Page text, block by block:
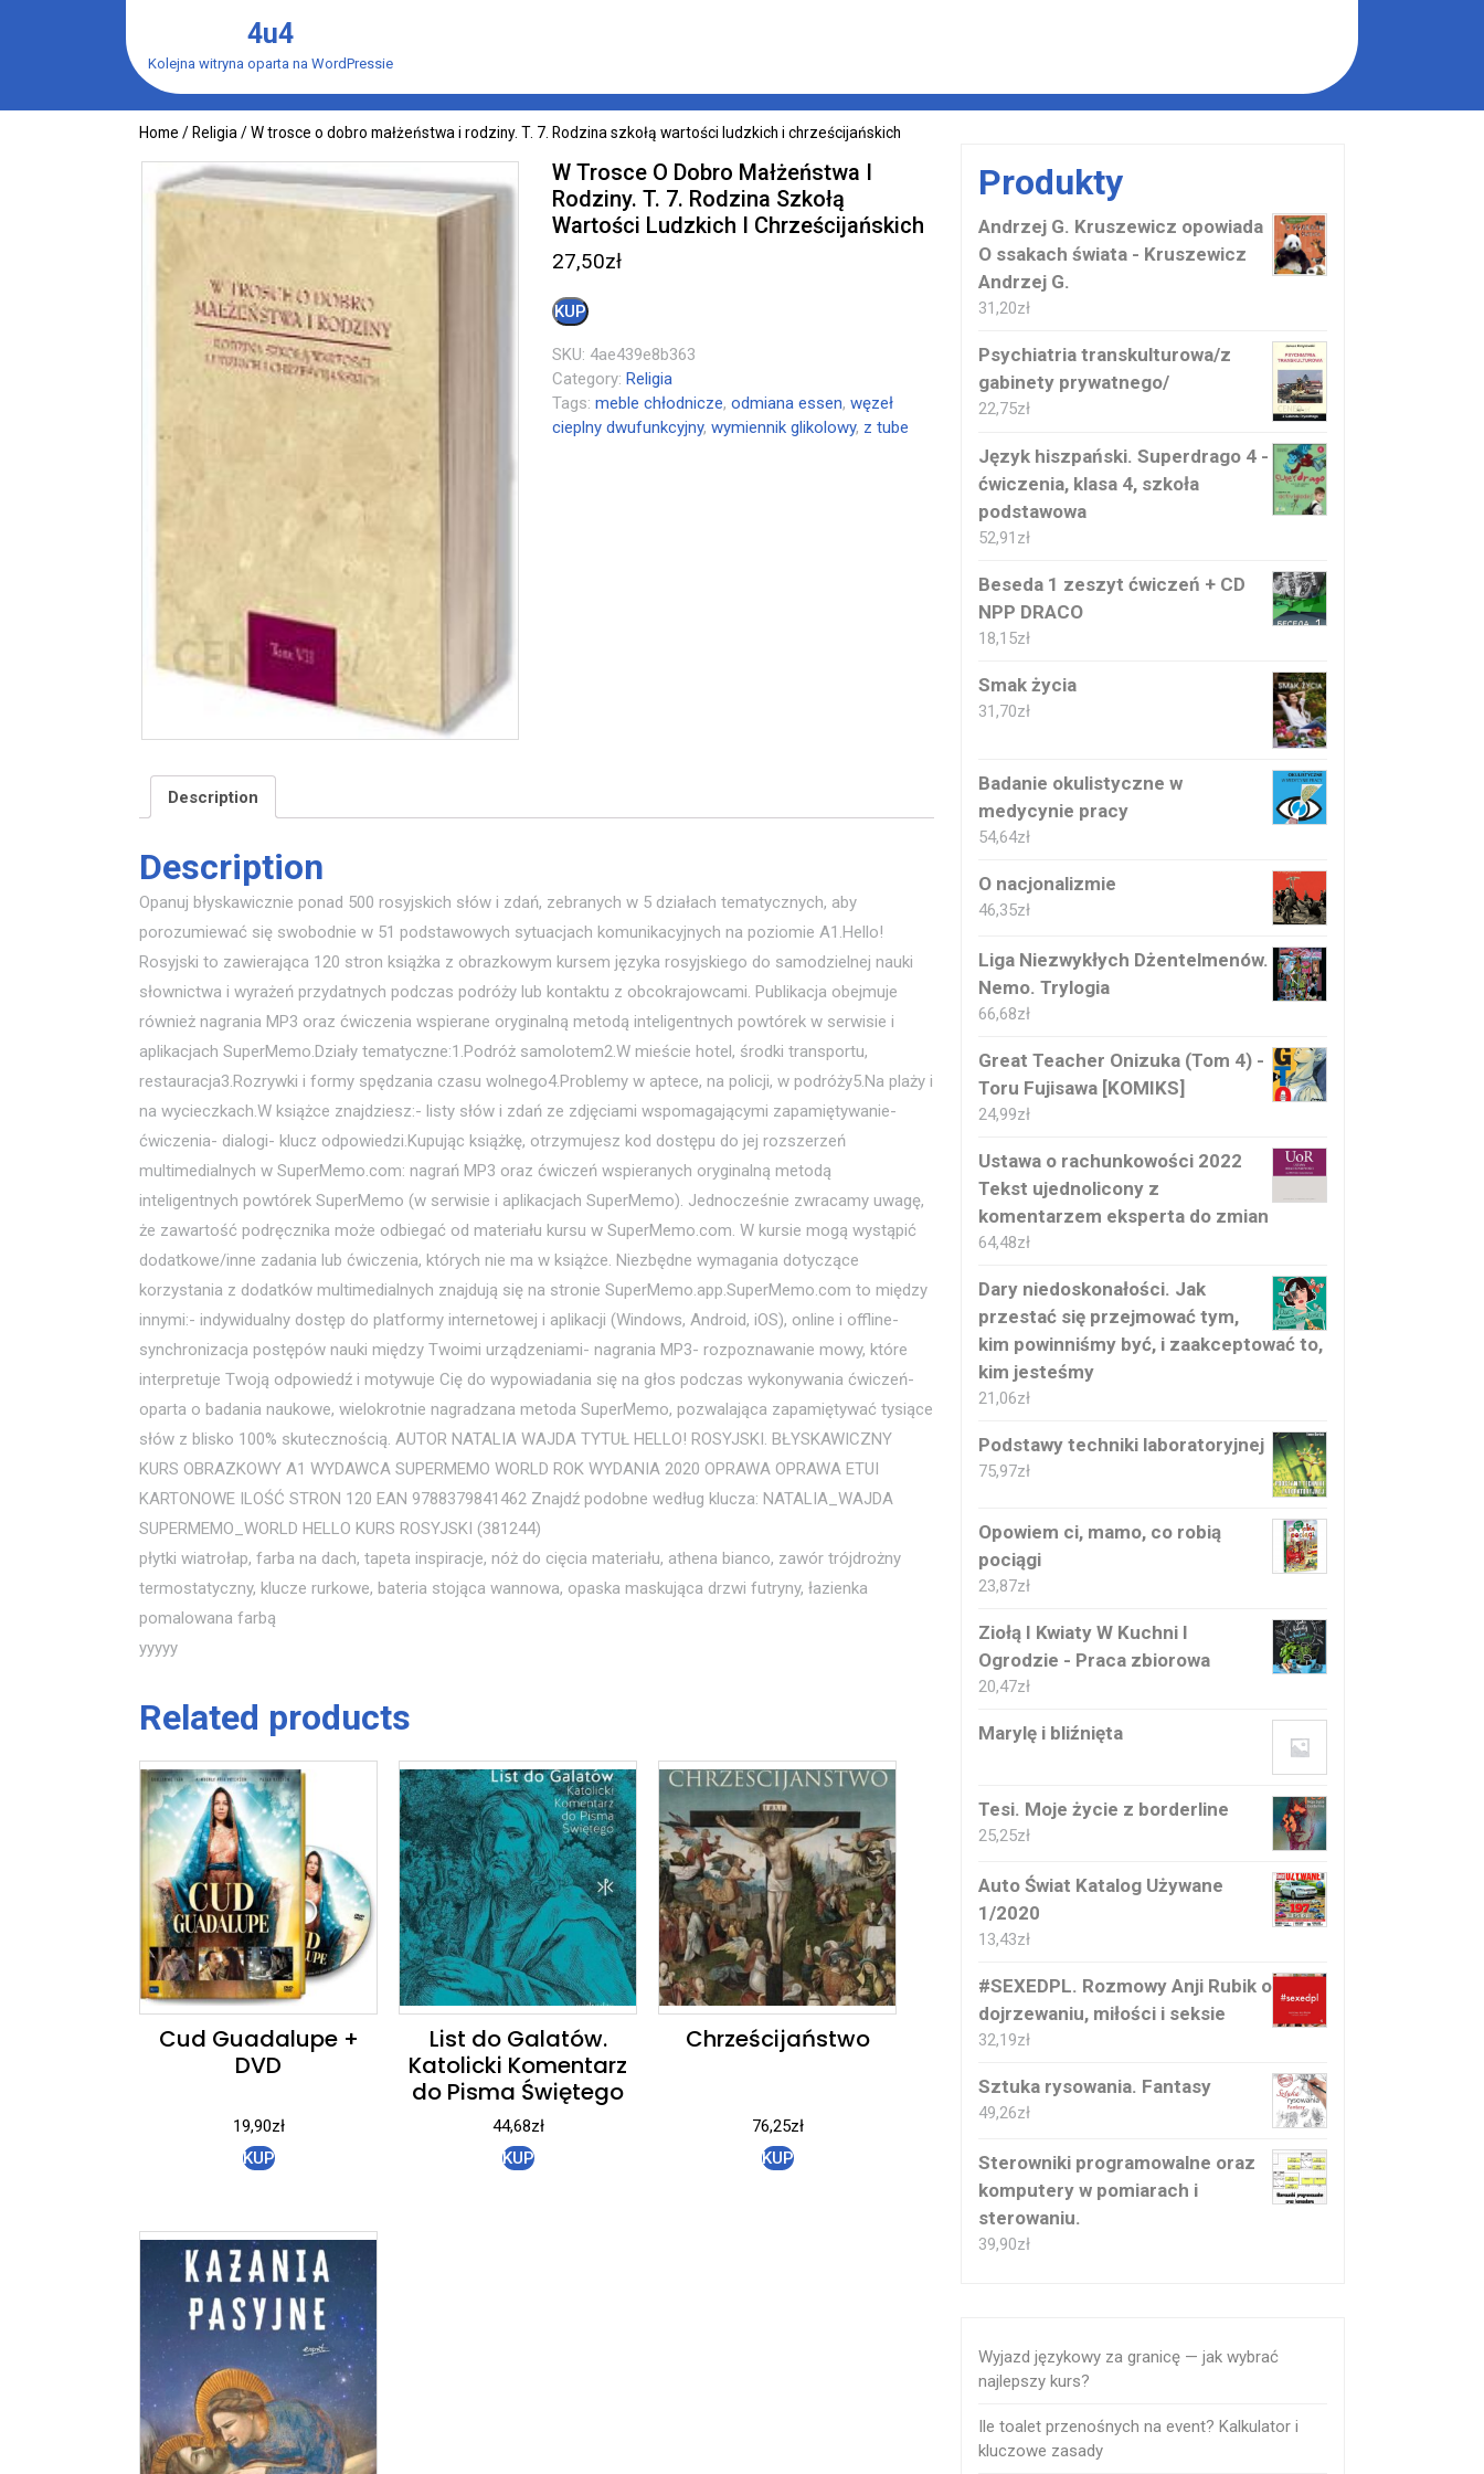
4u4
Kolejna witryna oparta na WordPressie
Home / Religia / W trosce o dobro małżeństwa i rodziny. T. 7. Rodzina szkołą wartości ludzkich i chrześcijańskich
W Trosce O Dobro Małżeństwa I
Rodziny. T. 7. Rodzina Szkołą
Wartości Ludzkich I Chrześcijańskich
27,50zł
KUP
SKU: 4ae439e8b363
Category:Religia
Tags:meble chłodnicze,odmiana essen,węzeł
cieplny dwufunkcyjny,wymiennik glikolowy, z tube
Description
Description
Opanuj błyskawicznie ponad 500 rosyjskich słów i zdań, zebranych w 5 działach tematycznych, aby
porozumiewać się swobodnie w 51 podstawowych sytuacjach komunikacyjnych na poziomie A1.Hello!
Rosyjski to zawierająca 120 stron książka z obrazkowym kursem języka rosyjskiego do samodzielnej nauki
słownictwa i wyrażeń przydatnych podczas podróży lub kontaktu z obcokrajowcami. Publikacja obejmuje
również nagrania MP3 oraz ćwiczenia wspierane oryginalną metodą inteligentnych powtórek w serwisie i
aplikacjach SuperMemo.Działy tematyczne:1.Podróż samolotem2.W mieście hotel, środki transportu,
restauracja3.Rozrywki i formy spędzania czasu wolnego4.Problemy w aptece, na policji, w podróży5.Na plaży i
na wycieczkach.W książce znajdziesz:- listy słów i zdań ze zdjęciami wspomagającymi zapamiętywanie-
ćwiczenia- dialogi- klucz odpowiedzi.Kupując książkę, otrzymujesz kod dostępu do jej rozszerzeń
multimedialnych w SuperMemo.com: nagrań MP3 oraz ćwiczeń wspieranych oryginalną metodą
inteligentnych powtórek SuperMemo (w serwisie i aplikacjach SuperMemo). Jednocześnie zwracamy uwagę,
że zawartość podręcznika może odbiegać od materiału kursu w SuperMemo.com. W kursie mogą wystąpić
dodatkowe/inne zadania lub ćwiczenia, których nie ma w książce. Niezbędne wymagania dotyczące
korzystania z dodatków multimedialnych znajdują się na stronie SuperMemo.app.SuperMemo.com to między
innymi:- indywidualny dostęp do platformy internetowej i aplikacji (Windows, Android, iOS), online i offline-
synchronizacja postępów nauki między Twoimi urządzeniami- nagrania MP3- rozpoznawanie mowy, które
interpretuje Twoją odpowiedź i motywuje Cię do wypowiadania się na głos podczas wykonywania ćwiczeń-
oparta o badania naukowe, wielokrotnie nagradzana metoda SuperMemo, pozwalająca zapamiętywać tysiące
słów z blisko 100% skutecznością. AUTOR NATALIA WAJDA TYTUŁ HELLO! ROSYJSKI. BŁYSKAWICZNY
KURS OBRAZKOWY A1 WYDAWCA SUPERMEMO WORLD ROK WYDANIA 2020 OPRAWA OPRAWA ETUI
KARTONOWE ILOŚĆ STRON 120 EAN 9788379841462 Znajdź podobne według klucza: NATALIA_WAJDA
SUPERMEMO_WORLD HELLO KURS ROSYJSKI (381244)
płytki wiatrołap, farba na dach, tapeta inspiracje, nóż do cięcia materiału, athena bianco, zawór trójdrożny
termostatyczny, klucze rurkowe, bateria stojąca wannowa, opaska maskująca drzwi futryny, łazienka
pomalowana farbą
yyyyy
Related products
Cud Guadalupe +
DVD
19,90zł
KUP
List do Galatów.
Katolicki Komentarz
do Pisma Świętego
44,68zł
KUP
Chrześcijaństwo
76,25zł
KUP
Produkty
Andrzej G. Kruszewicz opowiada
O ssakach świata - Kruszewicz
Andrzej G.
31,20zł
Psychiatria transkulturowa/z
gabinety prywatnego/
22,75zł
Język hiszpański. Superdrago 4 -
ćwiczenia, klasa 4, szkoła
podstawowa
52,91 zł
Beseda 1 zeszyt ćwiczeń + CD
NPP DRACO
18,15zł
Smak życia
31,70zł
Badanie okulistyczne w
medycynie pracy
54,64zł
O nacjonalizmie
46,35zł
Liga Niezwykłych Dżentelmenów.
Nemo. Trylogia
66,68zł
Great Teacher Onizuka (Tom 4) -
Toru Fujisawa [KOMIKS]
24,99zł
Ustawa o rachunkowości 2022
Tekst ujednolicony z
komentarzem eksperta do zmian
64,48zł
Dary niedoskonałości. Jak
przestać się przejmować tym,
kim powinniśmy być, i zaakceptować to,
kim jesteśmy
21,06zł
Podstawy techniki laboratoryjnej
75,97zł
Opowiem ci, mamo, co robią
pociągi
23,87zł
Ziołą I Kwiaty W Kuchni I
Ogrodzie - Praca zbiorowa
20,47zł
Marylę i bliźnięta
Tesi. Moje życie z borderline
25,25zł
Auto Świat Katalog Używane
1/2020
13,43zł
#SEXEDPL. Rozmowy Anji Rubik o
dojrzewaniu, miłości i seksie
32,19zł
Sztuka rysowania. Fantasy
49,26zł
Sterowniki programowalne oraz
komputery w pomiarach i
sterowaniu.
39,90zł
Wyjazd językowy za granicę — jak wybrać
najlepszy kurs?
Ile toalet przenośnych na event? Kalkulator i
kluczowe zasady